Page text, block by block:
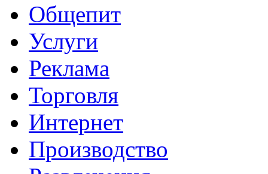
Общепит
Услуги
Реклама
Торговля
Интернет
Производство